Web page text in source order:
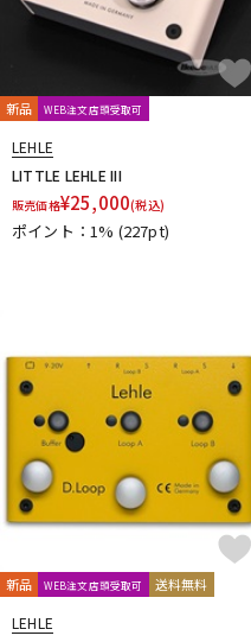
DJ機器
配信/ライブ機器
中古
新品 WEB注文店頭受取可
LEHLE
LITTLE LEHLE III
販売価格¥25,000(税込)
ポイント：1% (227pt)
新品 WEB注文店頭受取可 送料無料
LEHLE